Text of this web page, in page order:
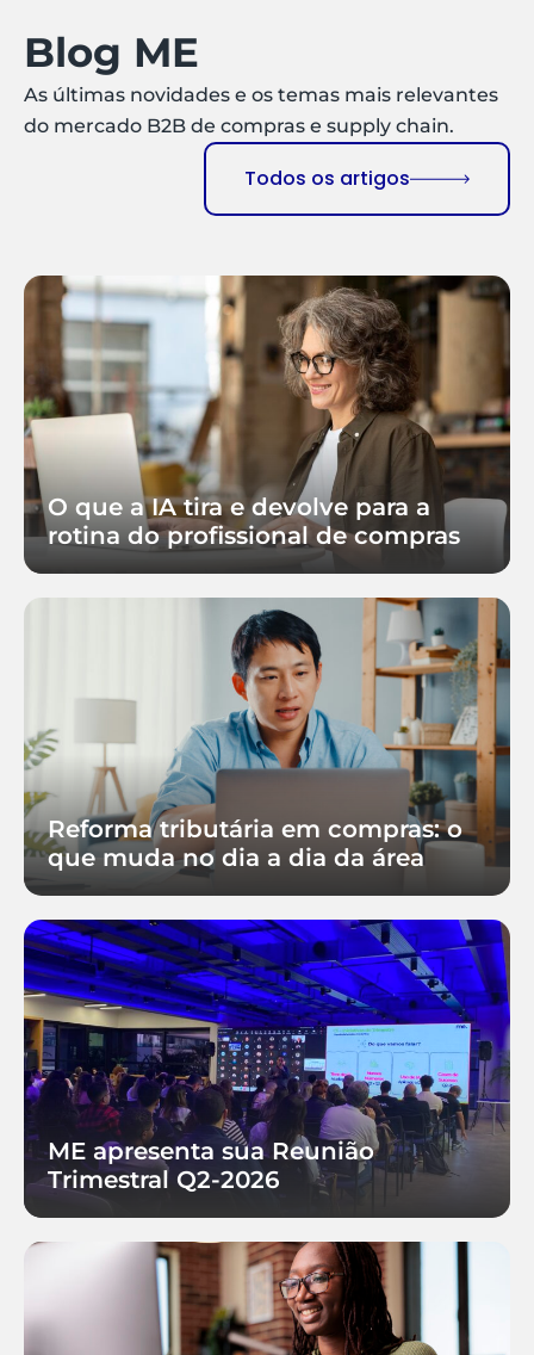
Blog ME
As últimas novidades e os temas mais relevantes
do mercado B2B de compras e supply chain.
Todos os artigos
O que a IA tira e devolve para a
rotina do profissional de compras
Reforma tributária em compras: o
que muda no dia a dia da área
ME apresenta sua Reunião
Trimestral Q2-2026